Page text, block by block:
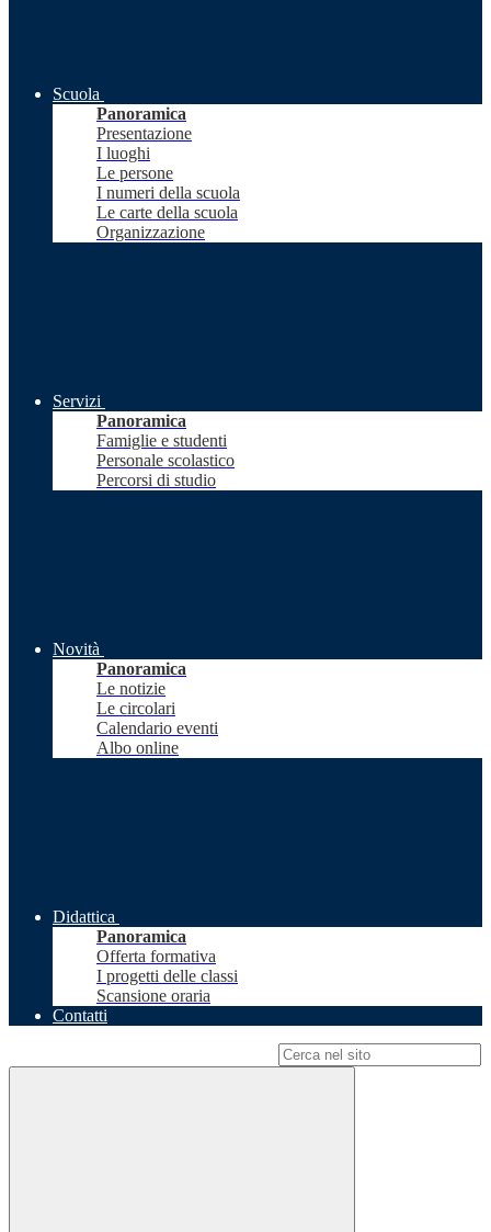
Scuola
Panoramica
Presentazione
I luoghi
Le persone
I numeri della scuola
Le carte della scuola
Organizzazione
Servizi
Panoramica
Famiglie e studenti
Personale scolastico
Percorsi di studio
Novità
Panoramica
Le notizie
Le circolari
Calendario eventi
Albo online
Didattica
Panoramica
Offerta formativa
I progetti delle classi
Scansione oraria
Contatti